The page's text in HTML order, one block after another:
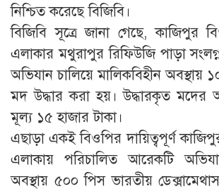
নিশ্চিত করেছে বিজিবি।
বিজিবি সূত্রে জানা গেছে, কাজিপুর
এলাকার মথুরাপুর রিফিউজি পাড়া
অভিযান চালিয়ে মালিকবিহীন অবস্থায়
মদ উদ্ধার করা হয়। উদ্ধারকৃত মদের
মূল্য ১৫ হাজার টাকা।
এছাড়া একই বিওপির দায়িত্বপূর্ণ
এলাকায় পরিচালিত আরেকটি
অবস্থায় ৫০০ পিস ভারতীয়